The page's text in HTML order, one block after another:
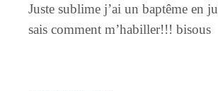
Juste sublime j’ai un baptême en
sais comment m’habiller!!! bisous